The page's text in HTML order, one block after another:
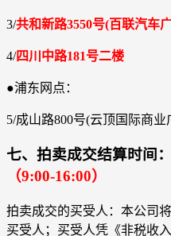
3/共和新路3550号(百联汽车
4/四川中路181号二楼
●浦东网点：
5/成山路800号(云顶国际商业
七、拍卖成交结算时间：
（9:00-16:00）
拍卖成交的买受人：本公司
买受人；买受人凭《非税收